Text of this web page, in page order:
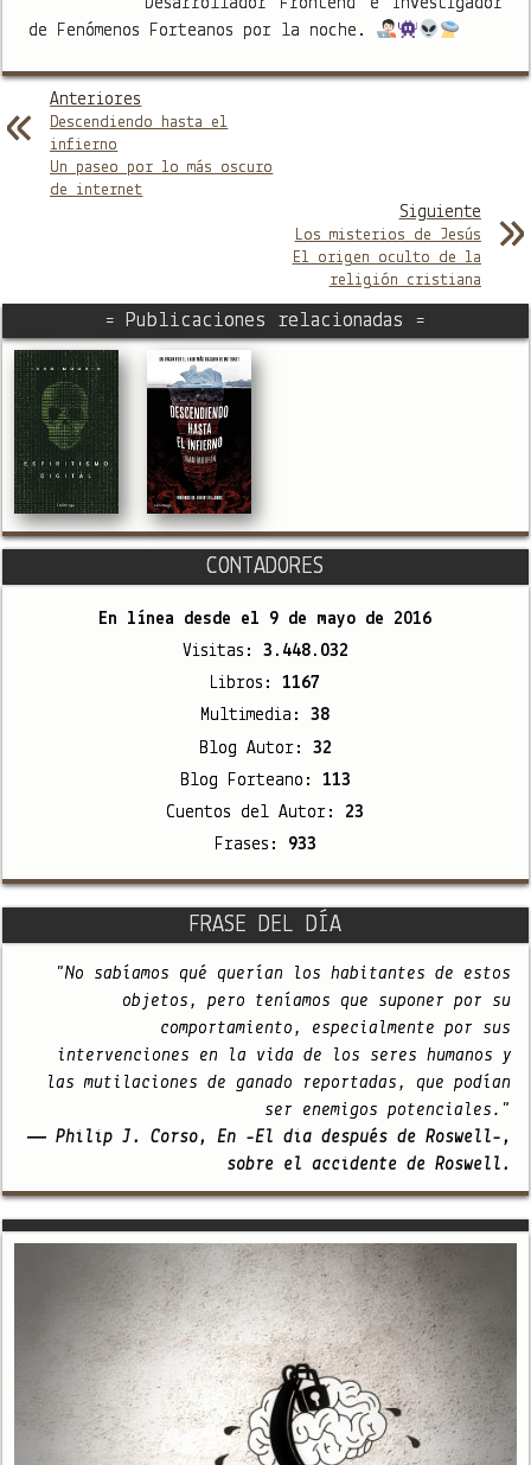
de Fenómenos Forteanos por la noche.
Anteriores
Descendiendo hasta el
infierno
Un paseo por lo más oscuro
de internet
Siguiente
Los misterios de Jesús
El origen oculto de la
religión cristiana
= Publicaciones relacionadas =
CONTADORES
En línea desde el 9 de mayo de 2016
Visitas: 3.448.032
Libros:1167
Multimedia:38
Blog Autor: 32
Blog Forteano: 113
Cuentos del Autor: 23
Frases: 933
FRASE DEL DÍA
"No sabíamos qué querían los habitantes de estos
objetos, pero teníamos que suponer por su
comportamiento, especialmente por sus
intervenciones en la vida de los seres humanos y
las mutilaciones de ganado reportadas, que podían
ser enemigos potenciales."
— Philip J. Corso, En -El día después de Roswell-,
sobre el accidente de Roswell.